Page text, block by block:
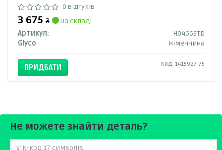
0 відгуків
3 675 ₴
на складі
Артикул:
H0466STD
Glyco
Німеччина
ПРИДБАТИ Код: 1415927-75
Не можете знайти деталь?